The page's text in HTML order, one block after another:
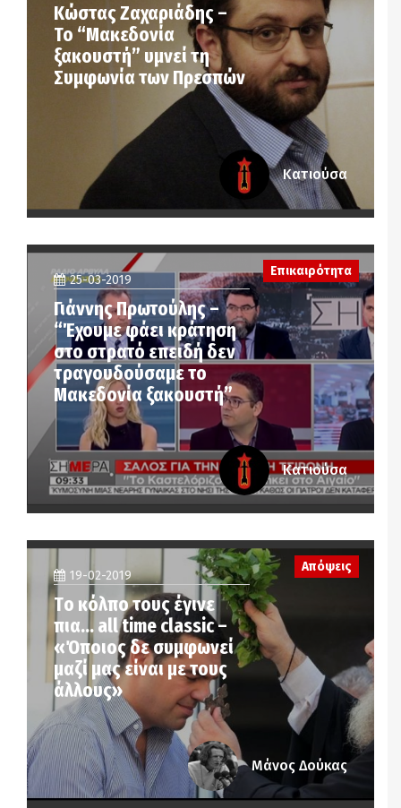
Κώστας Ζαχαριάδης –
Το “Μακεδονία
ξακουστή” υμνεί τη
Συμφωνία των Πρεσπών
Κατιούσα
25-03-2019
Γιάννης Πρωτούλης –
“Έχουμε φάει κράτηση
στο στρατό επειδή δεν
τραγουδούσαμε το
Μακεδονία ξακουστή”
Επικαιρότητα
Κατιούσα
19-02-2019
Tο κόλπο τους έγινε
πια… all time classic –
«Όποιος δε συμφωνεί
μαζί μας είναι με τους
άλλους»
Απόψεις
Μάνος Δούκας